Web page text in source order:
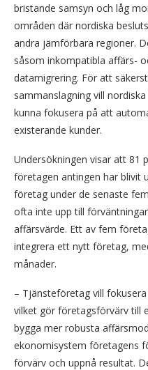
bristande samsyn och låg
områden där nordiska
andra jämförbara regioner.
såsom inkompatibla affärs-
datamigrering. För att
sammanslagning vill
kunna fokusera på att
existerande kunder.
Undersökningen visar att 81
företagen antingen har blivit
företag under de senaste
ofta inte upp till
affärsvärde. Ett av fem
integrera ett nytt företag,
månader.
– Tjänsteföretag vill
vilket gör företagsförvärv till
bygga mer robusta
ekonomisystem företagens
förvärv och uppnå resultat.